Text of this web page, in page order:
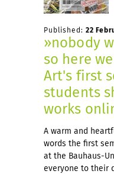
Published: 22
»nobody
so here
Art's first
students
works
A warm and
words the first
at the Bauhaus-
everyone to their